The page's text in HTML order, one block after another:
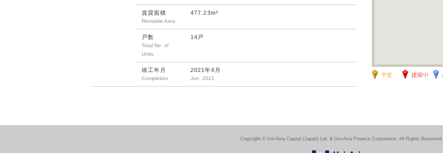
賃貸面積
Rentable Area
477.23m²
戸数
Total No. of
Units
14戸
竣工年月
Completion
2021年6月
Jun. 2021
Copyright © Uni-Asia Capital (Japan) Ltd. & Uni-Asia Finance Corporation. All Rights Reserved.